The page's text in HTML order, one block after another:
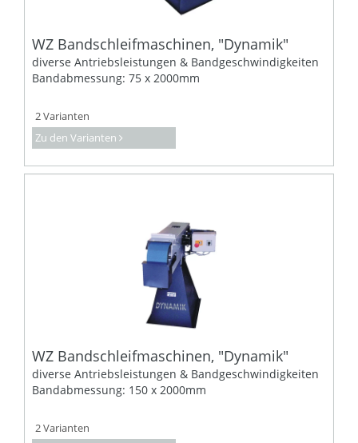
WZ Bandschleifmaschinen, "Dynamik"
diverse Antriebsleistungen & Bandgeschwindigkeiten
Bandabmessung: 75 x 2000mm
2 Varianten
Zu den Varianten
WZ Bandschleifmaschinen, "Dynamik"
diverse Antriebsleistungen & Bandgeschwindigkeiten
Bandabmessung: 150 x 2000mm
2 Varianten